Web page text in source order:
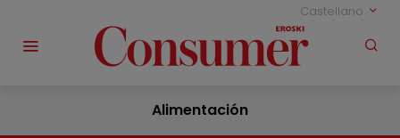
Castellano
Alimentación